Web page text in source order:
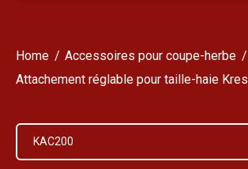
Home
Accessoires pour coupe-herbe
Attachement réglable pour taille-haie
KAC200